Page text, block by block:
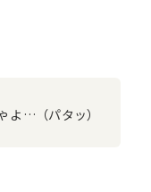
よ…（パタッ）